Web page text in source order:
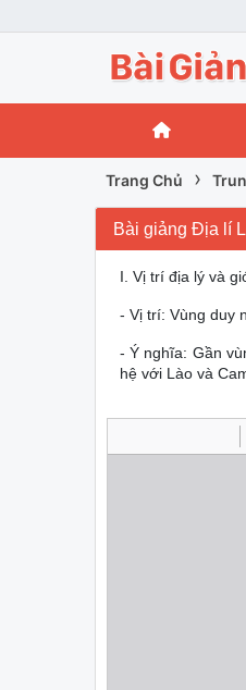
Trang Chủ ›
Bài giảng Địa lí
I. Vị trí địa lý và
- Vị trí: Vùng duy
- Ý nghĩa: Gần
hệ với Lào và